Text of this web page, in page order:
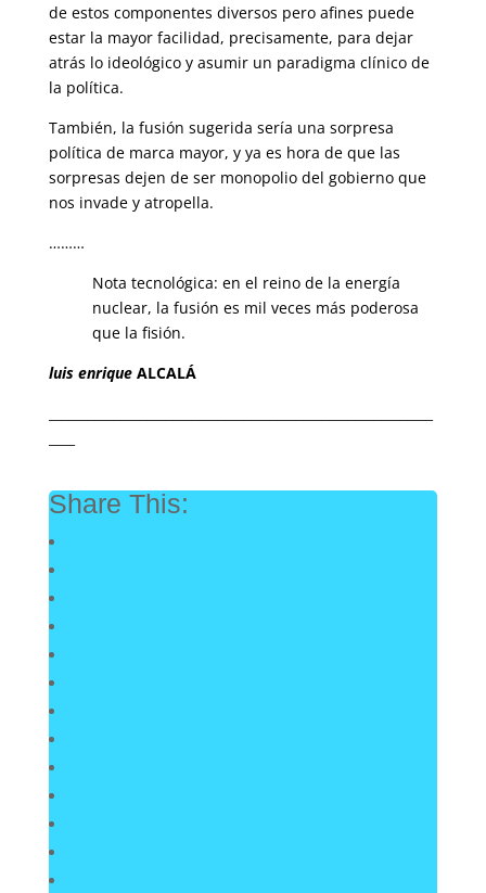
de estos componentes diversos pero afines puede
estar la mayor facilidad, precisamente, para dejar
atrás lo ideológico y asumir un paradigma clínico de
la política.
También, la fusión sugerida sería una sorpresa
política de marca mayor, y ya es hora de que las
sorpresas dejen de ser monopolio del gobierno que
nos invade y atropella.
………
Nota tecnológica: en el reino de la energía
nuclear, la fusión es mil veces más poderosa
que la fisión.
luis enriqueALCALÁ
Share This: